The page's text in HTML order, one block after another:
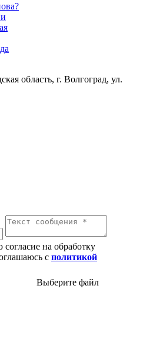
область, г. Волгоград, ул.
на обработку
с политикой
Выберите файл